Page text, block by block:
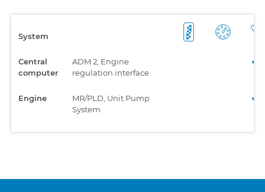
System
Central
computer
ADM 2, Engine
regulation interface
Engine
MR/PLD, Unit Pump
System